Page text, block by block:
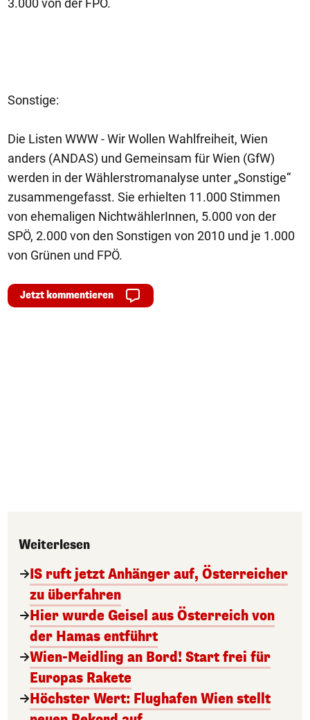
3.000 von der FPÖ.
Sonstige:
Die Listen WWW - Wir Wollen Wahlfreiheit, Wien
anders (ANDAS) und Gemeinsam für Wien (GfW)
werden in der Wählerstromanalyse unter „Sonstige“
zusammengefasst. Sie erhielten 11.000 Stimmen
von ehemaligen NichtwählerInnen, 5.000 von der
SPÖ, 2.000 von den Sonstigen von 2010 und je 1.000
von Grünen und FPÖ.
Jetzt kommentieren
Weiterlesen
IS ruft jetzt Anhänger auf, Österreicher
zu überfahren
Hier wurde Geisel aus Österreich von
der Hamas entführt
Wien-Meidling an Bord! Start frei für
Europas Rakete
Höchster Wert: Flughafen Wien stellt